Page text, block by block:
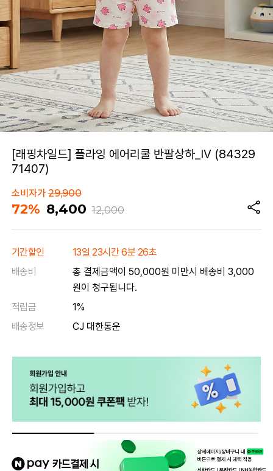
[래핑차일드] 플라잉 에어리쿨 반팔상하_IV (84329
71407)
소비자가29,900
72% 8,400 12,000
기간할인
13일 23시간 6분 26초
배송비
총 결제금액이 50,000원 미만시 배송비 3,000
원이 청구됩니다.
적립금
1%
배송정보
CJ 대한통운